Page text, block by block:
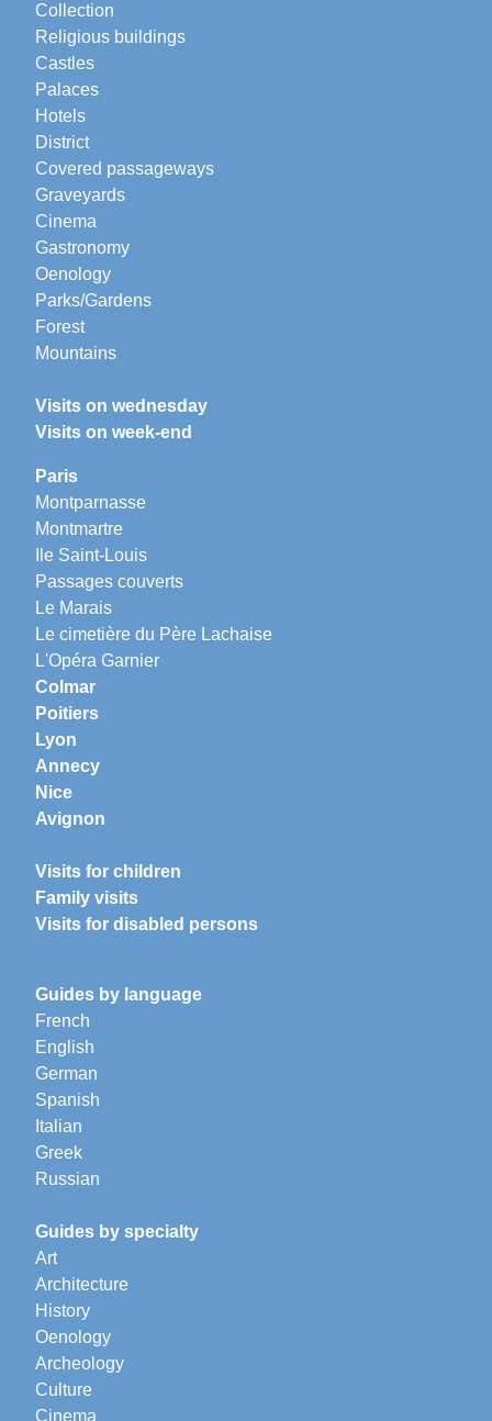
Collection
Religious buildings
Castles
Palaces
Hotels
District
Covered passageways
Graveyards
Cinema
Gastronomy
Oenology
Parks/Gardens
Forest
Mountains
Visits on wednesday
Visits on week-end
Paris
Montparnasse
Montmartre
Ile Saint-Louis
Passages couverts
Le Marais
Le cimetière du Père Lachaise
L'Opéra Garnier
Colmar
Poitiers
Lyon
Annecy
Nice
Avignon
Visits for children
Family visits
Visits for disabled persons
Guides by language
French
English
German
Spanish
Italian
Greek
Russian
Guides by specialty
Art
Architecture
History
Oenology
Archeology
Culture
Cinema